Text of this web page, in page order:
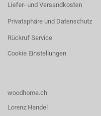
Liefer- und Versandkosten
Privatsphäre und Datenschutz
Rückruf Service
Cookie Einstellungen
woodhome.ch
Lorenz Handel